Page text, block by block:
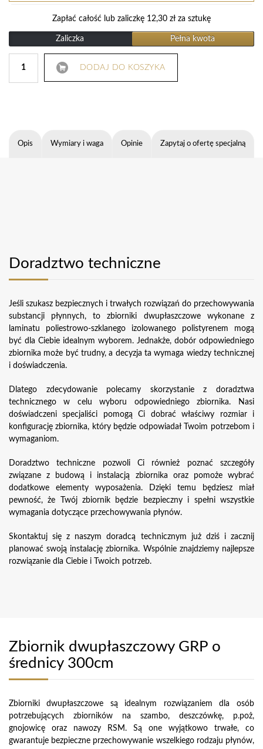
Zapłać całość lub zaliczkę 12,30 zł za sztukę
Zaliczka Pełna kwota
DODAJ DO KOSZYKA
Opis Wymiary i waga Opinie Zapytaj o ofertę specjalną
Doradztwo techniczne
Jeśli szukasz bezpiecznych i trwałych rozwiązań do przechowywania
substancji płynnych, to zbiorniki dwupłaszczowe wykonane z
laminatu poliestrowo-szklanego izolowanego polistyrenem mogą
być dla Ciebie idealnym wyborem. Jednakże, dobór odpowiedniego
zbiornika może być trudny, a decyzja ta wymaga wiedzy technicznej
i doświadczenia.
Dlatego zdecydowanie polecamy skorzystanie z doradztwa
technicznego w celu wyboru odpowiedniego zbiornika. Nasi
doświadczeni specjaliści pomogą Ci dobrać właściwy rozmiar i
konfigurację zbiornika, który będzie odpowiadał Twoim potrzebom i
wymaganiom.
Doradztwo techniczne pozwoli Ci również poznać szczegóły
związane z budową i instalacją zbiornika oraz pomoże wybrać
dodatkowe elementy wyposażenia. Dzięki temu będziesz miał
pewność, że Twój zbiornik będzie bezpieczny i spełni wszystkie
wymagania dotyczące przechowywania płynów.
Skontaktuj się z naszym doradcą technicznym już dziś i zacznij
planować swoją instalację zbiornika. Wspólnie znajdziemy najlepsze
rozwiązanie dla Ciebie i Twoich potrzeb.
Zbiornik dwupłaszczowy GRP o
średnicy 300cm
Zbiorniki dwupłaszczowe są idealnym rozwiązaniem dla osób
potrzebujących zbiorników na szambo, deszczówkę, p.poż,
gnojowicę oraz nawozy RSM. Są one wyjątkowo trwałe, co
gwarantuje bezpieczne przechowywanie wszelkiego rodzaju płynów,